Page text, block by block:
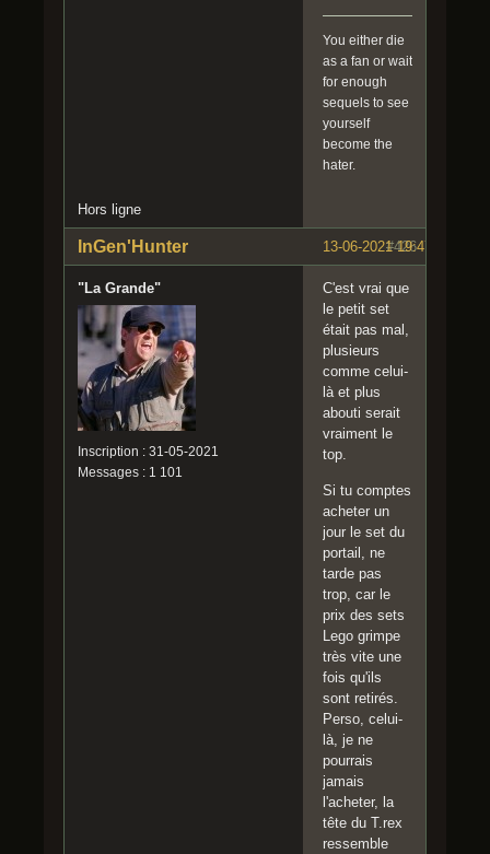
You either die
as a fan or wait
for enough
sequels to see
yourself
become the
hater.
Hors ligne
#426
13-06-2021 19:47:49
InGen'Hunter
"La Grande"
Inscription : 31-05-2021
Messages : 1 101
C'est vrai que
le petit set
était pas mal,
plusieurs
comme celui-
là et plus
abouti serait
vraiment le
top.
Si tu comptes
acheter un
jour le set du
portail, ne
tarde pas
trop, car le
prix des sets
Lego grimpe
très vite une
fois qu'ils
sont retirés.
Perso, celui-
là, je ne
pourrais
jamais
l'acheter, la
tête du T.rex
ressemble